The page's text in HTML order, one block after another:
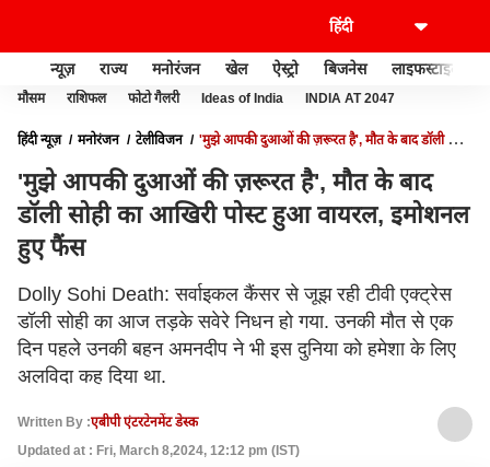
न्यूज़ राज्य मनोरंजन खेल ऐस्ट्रो बिजनेस लाइफस्टाइल
मौसम राशिफल फोटो गैलरी Ideas of India INDIA AT 2047
हिंदी न्यूज़ मनोरंजन टेलीविजन
'मुझे आपकी दुआओं की ज़रूरत है', मौत के बाद डॉली सोही
'मुझे आपकी दुआओं की ज़रूरत है', मौत के बाद
डॉली सोही का आखिरी पोस्ट हुआ वायरल, इमोशनल
हुए फैंस
Dolly Sohi Death: सर्वाइकल कैंसर से जूझ रही टीवी एक्ट्रेस
डॉली सोही का आज तड़के सवेरे निधन हो गया. उनकी मौत से एक
दिन पहले उनकी बहन अमनदीप ने भी इस दुनिया को हमेशा के लिए
अलविदा कह दिया था.
Written By :एबीपी एंटरटेनमेंट डेस्क
Updated at : Fri, March 8,2024, 12:12 pm (IST)